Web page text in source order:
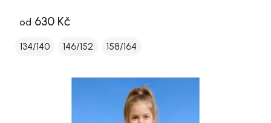
od 630 Kč
134/140 146/152 158/164